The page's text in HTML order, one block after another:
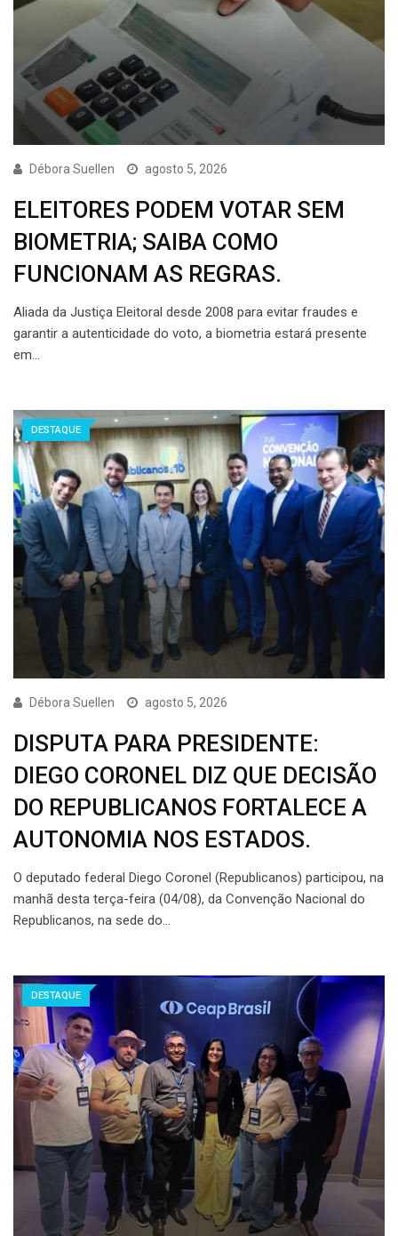
Débora Suellen agosto 5, 2026
ELEITORES PODEM VOTAR SEM
BIOMETRIA; SAIBA COMO
FUNCIONAM AS REGRAS.
Aliada da Justiça Eleitoral desde 2008 para evitar fraudes e
garantir a autenticidade do voto, a biometria estará presente
em…
DESTAQUE
Débora Suellen agosto 5, 2026
DISPUTA PARA PRESIDENTE:
DIEGO CORONEL DIZ QUE DECISÃO
DO REPUBLICANOS FORTALECE A
AUTONOMIA NOS ESTADOS.
O deputado federal Diego Coronel (Republicanos) participou, na
manhã desta terça-feira (04/08), da Convenção Nacional do
Republicanos, na sede do…
DESTAQUE